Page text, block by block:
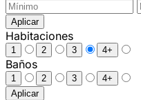
Aplicar
Habitaciones
1 2 3 4+
Baños
1 2 3
4+
Aplicar